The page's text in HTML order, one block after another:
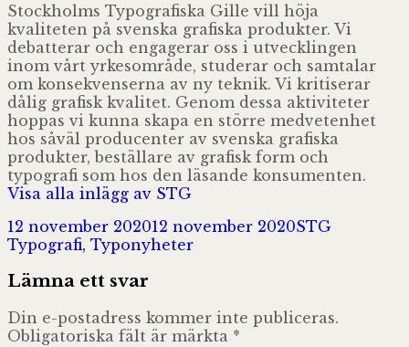
Stockholms Typografiska Gille vill höja
kvaliteten på svenska grafiska produkter. Vi
debatterar och engagerar oss i utvecklingen
inom vårt yrkesområde, studerar och samtalar
om konsekvenserna av ny teknik. Vi kritiserar
dålig grafisk kvalitet. Genom dessa aktiviteter
hoppas vi kunna skapa en större medvetenhet
hos såväl producenter av svenska grafiska
produkter, beställare av grafisk form och
typografi som hos den läsande konsumenten.
Visa alla inlägg av STG
Postat
12 november 202012 november 2020Författare
STG
Typografi, Typonyheter
Lämna ett svar
Din e-postadress kommer inte publiceras.
Obligatoriska fält är märkta *